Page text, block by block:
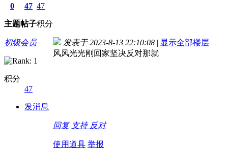
0
主题
47
帖子
47
积分
初级会员
积分
47
发消息
发表于 2023-8-13 22:10:08 | 显示全部楼层
风风光光刚回家坚决反对那就
回复 支持 反对
使用道具 举报